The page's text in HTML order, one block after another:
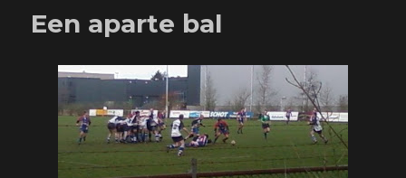
Een aparte bal